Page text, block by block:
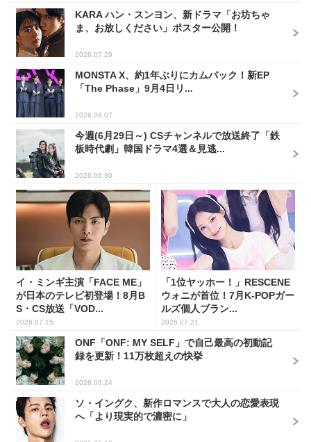
KARA ハン・スンヨン、新ドラマ「お坊ちゃ
ま、お放しください」ポスター公開！
2026.07.29
MONSTA X、約1年ぶりにカムバック！新EP
「The Phase」9月4日リ...
2026.08.07
今週(6月29日～) CSチャンネルで放送終了「鉄
板時代劇」韓国ドラマ4選＆見逃...
2026.06.30
イ・ミンギ主演「FACE ME」
が日本のテレビ初登場！8月B
S・CS放送「VOD...
2026.07.15
「1位ヤッホー！」RESCENE
ウォニが首位！7月K-POPガー
ルズ個人ブラン...
2026.07.21
ONF「ONF: MY SELF」で自己最高の初動記
録を更新！11万枚超えの快挙
2026.06.24
ソ・イングク、新作ロマンスで大人の恋愛表現
へ「より現実的で濃密に」